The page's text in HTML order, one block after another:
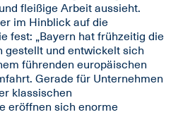
fleißige Arbeit aussieht.
im Hinblick auf die
fest: „Bayern hat frühzeitig die
gestellt und entwickelt sich
führenden europäischen
Gerade für Unternehmen
klassischen
eröffnen sich enorme